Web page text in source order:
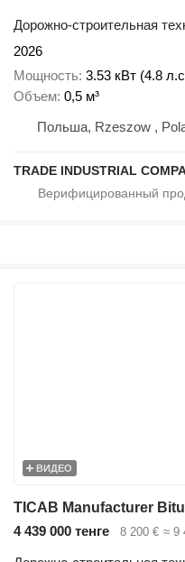
Дорожно-строительная
2026
Мощность 3.53 кВт (4.8
Объем 0,5 м³
Польша,
TRADE INDUSTRIAL
ВИДЕО
4 439 000 тенге 8 200 € ≈ 9